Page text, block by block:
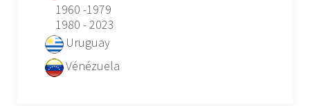
1960 -1979
1980 - 2023
Uruguay
Vénézuela